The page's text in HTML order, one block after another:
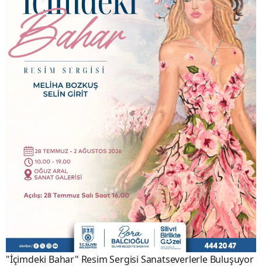
"İçimdeki Bahar" Resim Sergisi Sanatseverlerle Buluşuyor